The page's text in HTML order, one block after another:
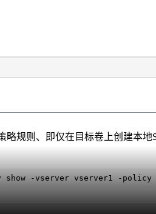
略规则、即仅在目标卷上创建本地
show -vserver vserver1 -